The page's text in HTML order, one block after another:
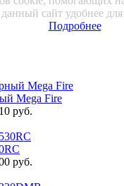
данный сайт удобнее
Подробнее
Mega Fire
руб.
руб.